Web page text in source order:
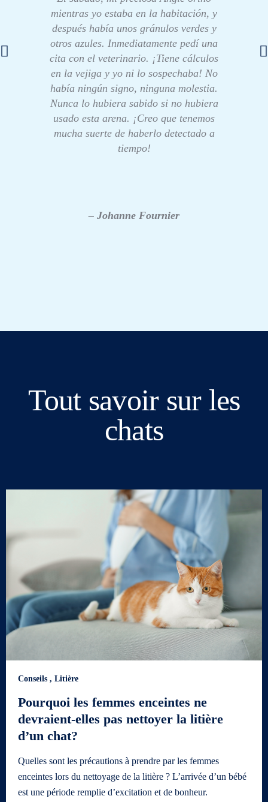
mientras yo estaba en la habitación, y
después había unos gránulos verdes y
otros azules. Inmediatamente pedí una
cita con el veterinario. ¡Tiene cálculos
en la vejiga y yo ni lo sospechaba! No
había ningún signo, ninguna molestia.
Nunca lo hubiera sabido si no hubiera
usado esta arena. ¡Creo que tenemos
mucha suerte de haberlo detectado a
tiempo!
– Johanne Fournier
Tout savoir sur les
chats
Conseils , Litière
Pourquoi les femmes enceintes ne
devraient-elles pas nettoyer la litière
d’un chat?
Quelles sont les précautions à prendre par les femmes
enceintes lors du nettoyage de la litière ? L’arrivée d’un bébé
est une période remplie d’excitation et de bonheur.